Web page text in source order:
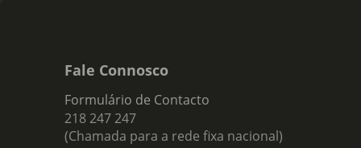
Fale Connosco
Formulário de Contacto
218 247 247
(Chamada para a rede fixa nacional)